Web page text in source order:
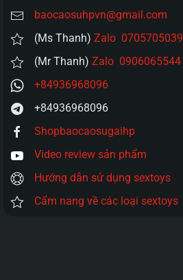
baocaosuhpvn@gmail.com
(Ms Thanh) Zalo 0705705039
(Mr Thanh) Zalo 0906065544
+84936968096
+84936968096
Shopbaocaosugaihp
Video review sản phẩm
Hướng dẫn sử dụng sextoys
Cẩm nang về các loại sextoys